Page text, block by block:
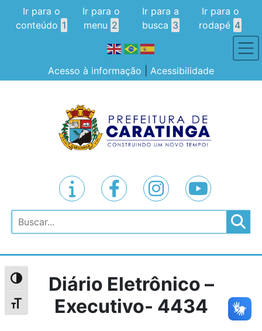
Alternar alto contraste
Alternar tamanho da fonte
Ir para o
conteúdo 1
Ir para o
menu 2
Ir para a
busca 3
Ir para o
rodapé 4
Acesso à informação Acessibilidade
Pesquisar
Diário Eletrônico –
Executivo- 4434